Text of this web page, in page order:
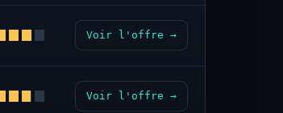
Voir l'offre →
Voir l'offre →